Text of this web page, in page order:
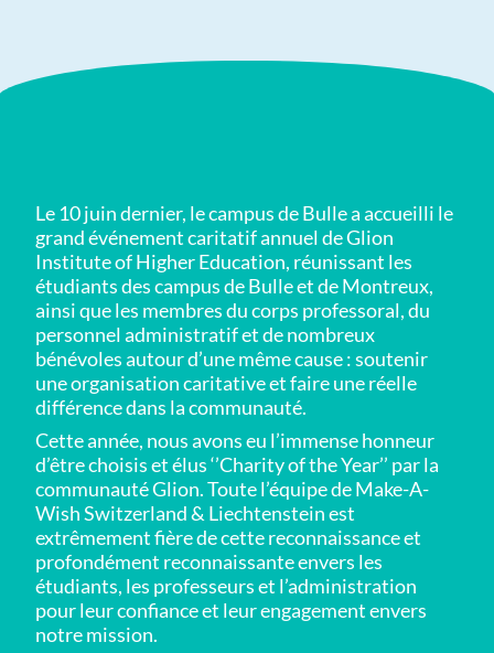
Le 10 juin dernier, le campus de Bulle a accueilli le
grand événement caritatif annuel de Glion
Institute of Higher Education, réunissant les
étudiants des campus de Bulle et de Montreux,
ainsi que les membres du corps professoral, du
personnel administratif et de nombreux
bénévoles autour d’une même cause : soutenir
une organisation caritative et faire une réelle
différence dans la communauté.
Cette année, nous avons eu l’immense honneur
d’être choisis et élus ‘’Charity of the Year’’ par la
communauté Glion. Toute l’équipe de Make-A-
Wish Switzerland & Liechtenstein est
extrêmement fière de cette reconnaissance et
profondément reconnaissante envers les
étudiants, les professeurs et l’administration
pour leur confiance et leur engagement envers
notre mission.